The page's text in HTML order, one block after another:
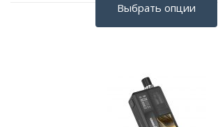
Выбрать опции